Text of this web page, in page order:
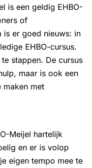
is een geldig EHBO-
of
is er goed nieuws: in
EHBO-cursus.
stappen. De cursus
maar is ook een
maken met
Meijel hartelijk
en er is volop
eigen tempo mee te